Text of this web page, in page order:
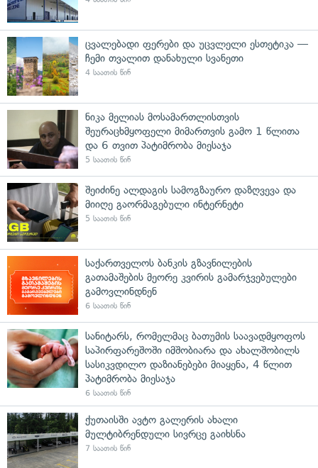
ცვალებადი ფერები და უცვლელი ესთეტიკა —
ჩემი თვალით დანახული სვანეთი
4 საათის წინ
ნიკა მელიას მოსამართლისთვის
შეურაცხმყოფელი მიმართვის გამო 1 წლითა
და 6 თვით პატიმრობა მიესაჯა
5 საათის წინ
შეიძინე ალდაგის სამოგზაურო დაზღვევა და
მიიღე გაორმაგებული ინტერნეტი
5 საათის წინ
საქართველოს ბანკის გზავნილების
გათამაშების მეორე კვირის გამარჯვებულები
გამოვლინდნენ
6 საათის წინ
სანიტარს, რომელმაც ბათუმის საავადმყოფოს
საპირფარეშოში იმშობიარა და ახალშობილს
სასიკვდილო დაზიანებები მიაყენა, 4 წლით
პატიმრობა მიესაჯა
6 საათის წინ
ქუთაისში ავტო გალერის ახალი
მულტიბრენდული სივრცე გაიხსნა
7 საათის წინ